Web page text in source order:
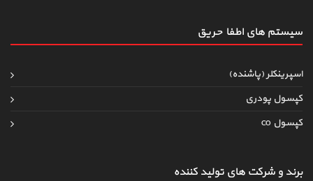
سیستم های اطفاءحریق
اسپرینکلر (پاشنده)
کپسول پودری
کپسول co
برند و شرکت های تولید کننده